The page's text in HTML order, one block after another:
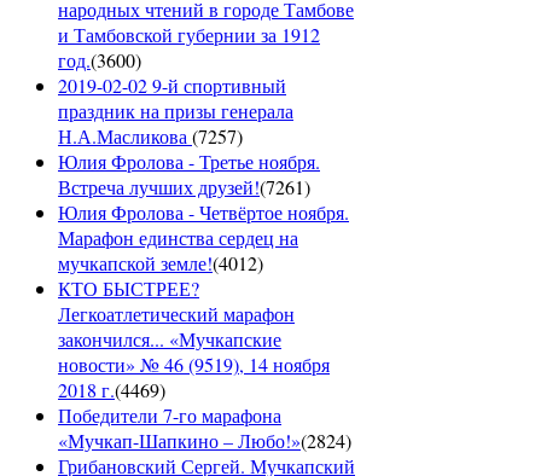
народных чтений в городе Тамбове
и Тамбовской губернии за 1912
год.(3600)
2019-02-02 9-й спортивный
праздник на призы генерала
Н.А.Масликова(7257)
Юлия Фролова - Третье ноября.
Встреча лучших друзей!(7261)
Юлия Фролова - Четвёртое ноября.
Марафон единства сердец на
мучкапской земле!(4012)
КТО БЫСТРЕЕ?
Легкоатлетический марафон
закончился... «Мучкапские
новости» № 46 (9519), 14 ноября
2018 г.(4469)
Победители 7-го марафона
«Мучкап-Шапкино – Любо!»(2824)
Грибановский Сергей. Мучкапский